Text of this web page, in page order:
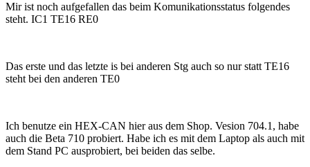
Mir ist noch aufgefallen das beim Komunikationsstatus folgendes
steht. IC1 TE16 RE0
Das erste und das letzte is bei anderen Stg auch so nur statt TE16
steht bei den anderen TE0
Ich benutze ein HEX-CAN hier aus dem Shop. Vesion 704.1, habe
auch die Beta 710 probiert. Habe ich es mit dem Laptop als auch mit
dem Stand PC ausprobiert, bei beiden das selbe.